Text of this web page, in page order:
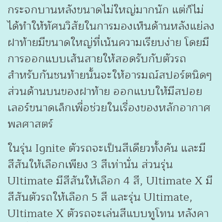
กระจกบานหลังขนาดไม่ใหญ่มากนัก แต่ก็ไม่
ได้ทำให้ทัศนวิสัยในการมองเห็นด้านหลังแย่ลง
ฝาท้ายมีขนาดใหญ่ที่เน้นความเรียบง่าย โดยมี
การออกแบบเส้นสายให้สอดรับกับตัวรถ
สำหรับกันชนท้ายนั้นจะให้อารมณ์สปอร์ตนิดๆ
ส่วนด้านบนของฝาท้าย ออกแบบให้มีสปอย
เลอร์ขนาดเล็กเพื่อช่วยในเรื่องของหลักอากาศ
พลศาสตร์
ในรุ่น Ignite ตัวรถจะเป็นสีเดียวทั้งคัน และมี
สีสันให้เลือกเพียง 3 สีเท่านั่น ส่วนรุ่น
Ultimate มีสีสันให้เลือก 4 สี, Ultimate X มี
สีสันตัวรถให้เลือก 5 สี และรุ่น Ultimate,
Ultimate X ตัวรถจะเล่นสีแบบทูโทน หลังคา